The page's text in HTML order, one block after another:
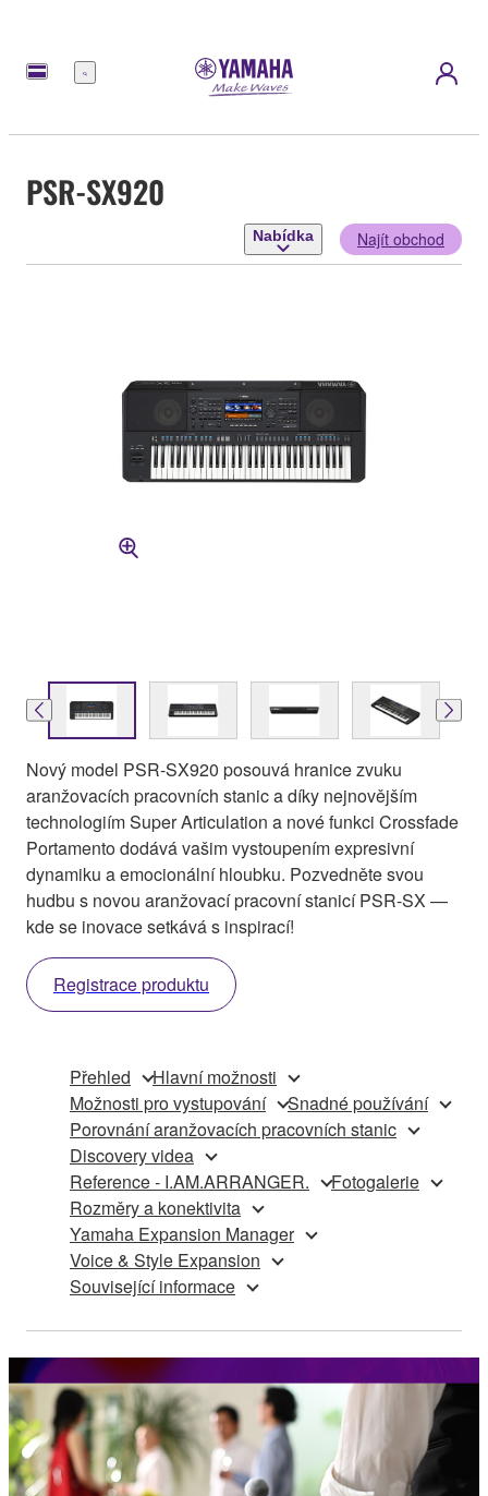
Nabídka
PSR-SX920
Nabídka Najít obchod
Nový model PSR-SX920 posouvá hranice zvuku
aranžovacích pracovních stanic a díky nejnovějším
technologiím Super Articulation a nové funkci Crossfade
Portamento dodává vašim vystoupením expresivní
dynamiku a emocionální hloubku. Pozvedněte svou
hudbu s novou aranžovací pracovní stanicí PSR-SX —
kde se inovace setkává s inspirací!
Registrace produktu
Přehled
Hlavní možnosti
Možnosti pro vystupování
Snadné používání
Porovnání aranžovacích pracovních stanic
Discovery videa
Reference - I.AM.ARRANGER.
Fotogalerie
Rozměry a konektivita
Yamaha Expansion Manager
Voice & Style Expansion
Související informace